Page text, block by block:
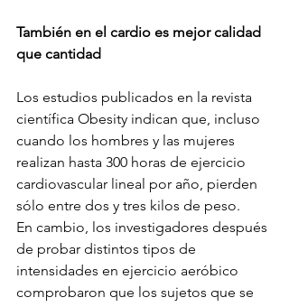
También en el cardio es mejor calidad
que cantidad
Los estudios publicados en la revista
científica Obesity indican que, incluso
cuando los hombres y las mujeres
realizan hasta 300 horas de ejercicio
cardiovascular lineal por año, pierden
sólo entre dos y tres kilos de peso.
En cambio, los investigadores después
de probar distintos tipos de
intensidades en ejercicio aeróbico
comprobaron que los sujetos que se